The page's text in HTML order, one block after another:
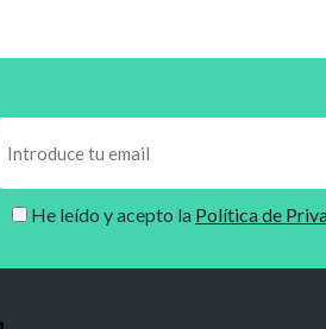
He leído y acepto la Política de